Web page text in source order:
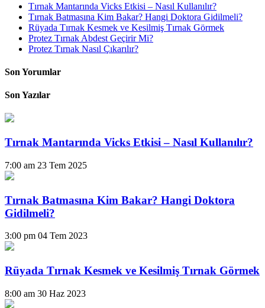
Tırnak Mantarında Vicks Etkisi – Nasıl Kullanılır?
Tırnak Batmasına Kim Bakar? Hangi Doktora Gidilmeli?
Rüyada Tırnak Kesmek ve Kesilmiş Tırnak Görmek
Protez Tırnak Abdest Geçirir Mi?
Protez Tırnak Nasıl Çıkarılır?
Son Yorumlar
Son Yazılar
Tırnak Mantarında Vicks Etkisi – Nasıl Kullanılır?
7:00 am 23 Tem 2025
Tırnak Batmasına Kim Bakar? Hangi Doktora
Gidilmeli?
3:00 pm 04 Tem 2023
Rüyada Tırnak Kesmek ve Kesilmiş Tırnak Görmek
8:00 am 30 Haz 2023